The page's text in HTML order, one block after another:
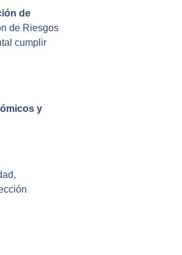
de
de Riesgos
cumplir
y